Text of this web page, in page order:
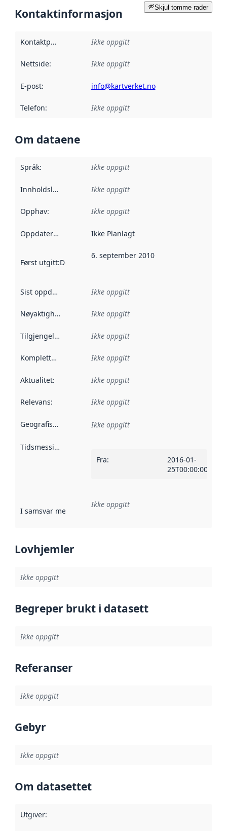
Skjul tomme rader
Kontaktinformasjon
Kontaktpunkt Ikke oppgitt
Nettside: Ikke oppgitt
E-post: info@kartverket.no
Telefon: Ikke oppgitt
Om dataene
Språk: Ikke oppgitt
Innholdsleverandører :
Ikke oppgitt
Opphav: Ikke oppgitt
Oppdateringsfrekvens :
Ikke Planlagt
Først utgitt:Denne datoen sier når dataene i dette
6. september 2010
Sist oppdatert Ikke oppgitt
Nøyaktighet Ikke oppgitt
Tilgjengelighet Ikke oppgitt
Kompletthet Ikke oppgitt
Aktualitet: Ikke oppgitt
Relevans: Ikke oppgitt
Geografisk avgrensning :
Ikke oppgitt
Tidsmessig avgrensning
Fra:
2016-01-
25T00:00:00Z
I samsvar med Referanse til en implementasjonsregel
Ikke oppgitt
Lovhjemler
Ikke oppgitt
Begreper brukt i datasett
Ikke oppgitt
Referanser
Ikke oppgitt
Gebyr
Ikke oppgitt
Om datasettet
Utgiver: